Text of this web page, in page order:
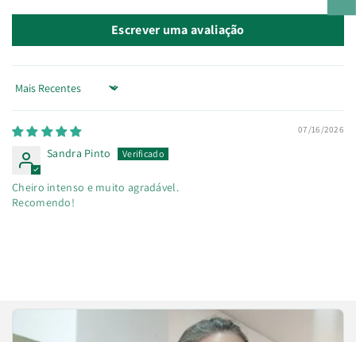
Escrever uma avaliação
Sort by
07/16/2026
Sandra Pinto
Cheiro intenso e muito agradável.
Recomendo!